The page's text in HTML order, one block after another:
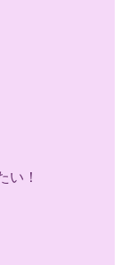
い！